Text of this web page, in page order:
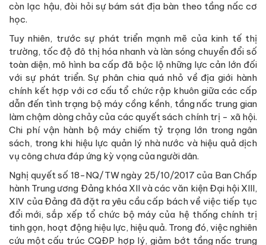
còn lạc hậu, đòi hỏi sự bám sát địa bàn theo tầng nấc cơ
học.
Tuy nhiên, trước sự phát triển mạnh mẽ của kinh tế thị
trường, tốc độ đô thị hóa nhanh và làn sóng chuyển đổi số
toàn diện, mô hình ba cấp đã bộc lộ những lực cản lớn đối
với sự phát triển. Sự phân chia quá nhỏ về địa giới hành
chính kết hợp với cơ cấu tổ chức rập khuôn giữa các cấp
dẫn đến tình trạng bộ máy cồng kềnh, tầng nấc trung gian
làm chậm dòng chảy của các quyết sách chính trị - xã hội.
Chi phí vận hành bộ máy chiếm tỷ trọng lớn trong ngân
sách, trong khi hiệu lực quản lý nhà nước và hiệu quả dịch
vụ công chưa đáp ứng kỳ vọng của người dân.
Nghị quyết số 18-NQ/TW ngày 25/10/2017 của Ban Chấp
hành Trung ương Đảng khóa XII và các văn kiện Đại hội XIII,
XIV của Đảng đã đặt ra yêu cầu cấp bách về việc tiếp tục
đổi mới, sắp xếp tổ chức bộ máy của hệ thống chính trị
tinh gọn, hoạt động hiệu lực, hiệu quả. Trong đó, việc nghiên
cứu một cấu trúc CQĐP hợp lý, giảm bớt tầng nấc trung